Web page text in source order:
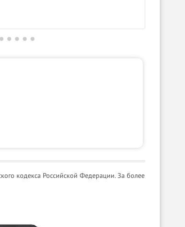
кодекса Российской Федерации. За более